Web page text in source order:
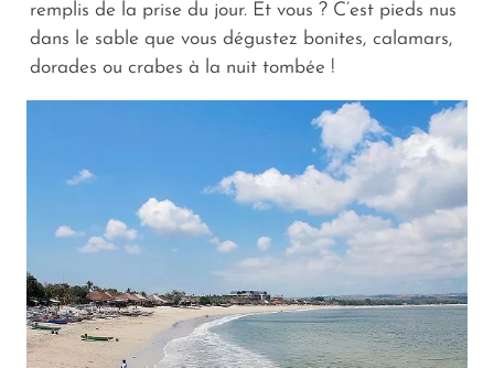
remplis de la prise du jour. Et vous ? C’est pieds nus
dans le sable que vous dégustez bonites, calamars,
dorades ou crabes à la nuit tombée !